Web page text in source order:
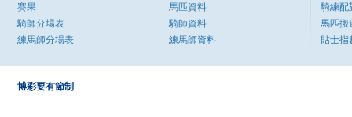
賽果
騎師分場表
練馬師分場表
馬匹資料
騎師資料
練馬師資料
騎練配
馬匹搬
貼士指
博彩要有節制